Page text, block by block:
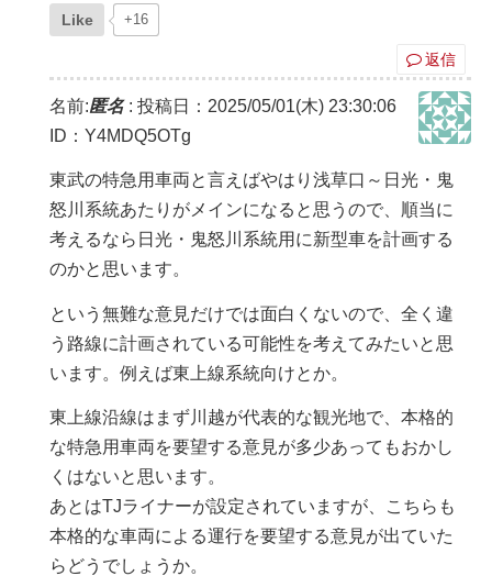
Like +16
返信
名前:匿名: 投稿日：2025/05/01(木) 23:30:06
ID：Y4MDQ5OTg
東武の特急用車両と言えばやはり浅草口～日光・鬼
怒川系統あたりがメインになると思うので、順当に
考えるなら日光・鬼怒川系統用に新型車を計画する
のかと思います。
という無難な意見だけでは面白くないので、全く違
う路線に計画されている可能性を考えてみたいと思
います。例えば東上線系統向けとか。
東上線沿線はまず川越が代表的な観光地で、本格的
な特急用車両を要望する意見が多少あってもおかし
くはないと思います。
あとはTJライナーが設定されていますが、こちらも
本格的な車両による運行を要望する意見が出ていた
らどうでしょうか。